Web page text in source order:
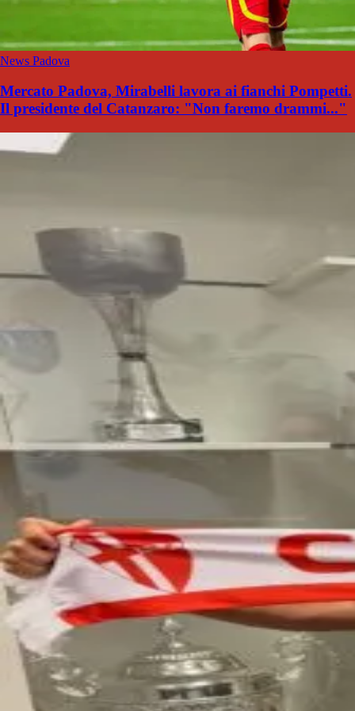
News Padova
Mercato Padova, Mirabelli lavora ai fianchi Pompetti.
Il presidente del Catanzaro: "Non faremo drammi..."